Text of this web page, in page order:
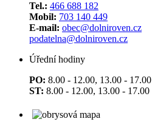
Tel.: 466 688 182
Mobil: 703 140 449
E-mail: obec@dolniroven.cz
podatelna@dolniroven.cz
Úřední hodiny
PO: 8.00 - 12.00, 13.00 - 17.00
ST: 8.00 - 12.00, 13.00 - 17.00